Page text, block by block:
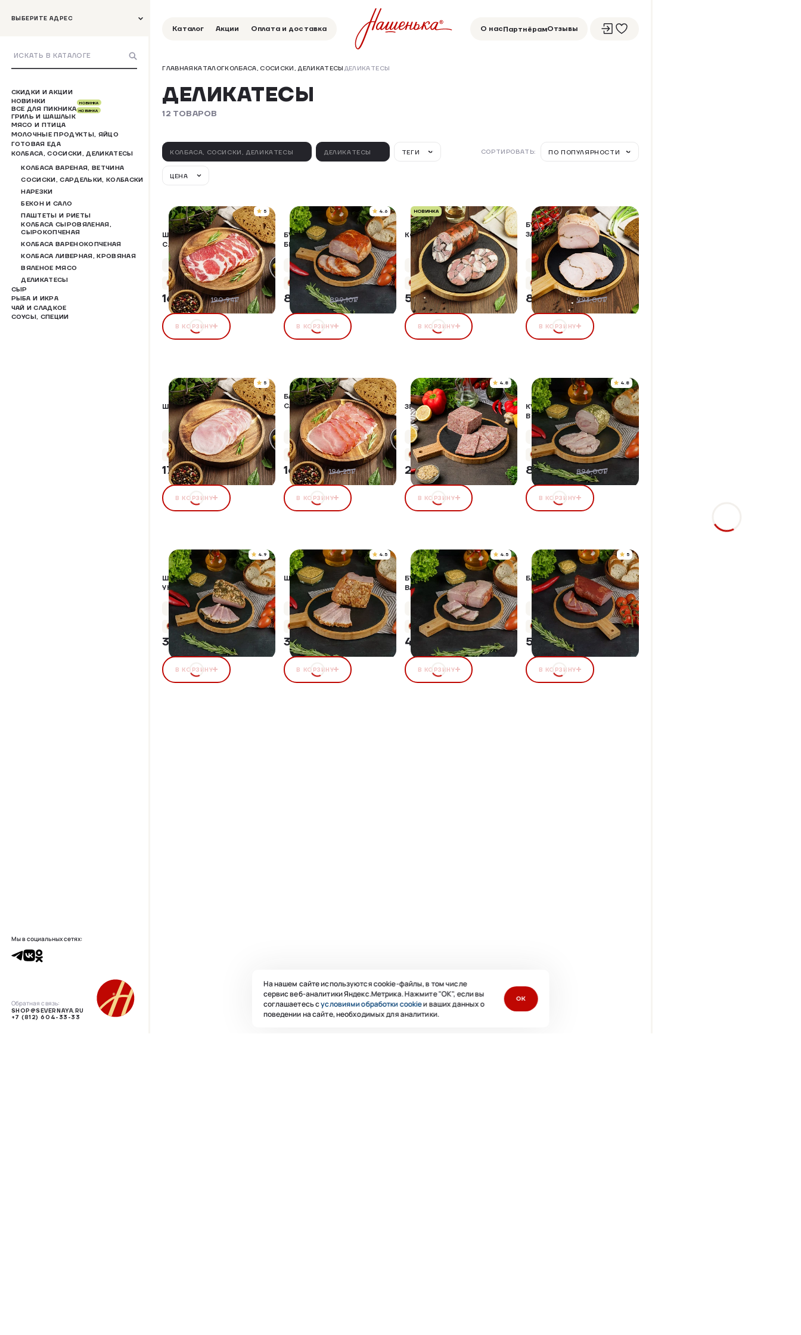
ВЫБЕРИТЕ АДРЕС
СКИДКИ И АКЦИИ
НОВИНКИ
ВСЕ ДЛЯ ПИКНИКА
НОВИНКА
ГРИЛЬ И ШАШЛЫК
НОВИНКА
МЯСО И ПТИЦА
МОЛОЧНЫЕ ПРОДУКТЫ, ЯЙЦО
ГОТОВАЯ ЕДА
КОЛБАСА, СОСИСКИ, ДЕЛИКАТЕСЫ
КОЛБАСА ВАРЕНАЯ, ВЕТЧИНА
СОСИСКИ, САРДЕЛЬКИ, КОЛБАСКИ
НАРЕЗКИ
БЕКОН И САЛО
ПАШТЕТЫ И РИЕТЫ
КОЛБАСА СЫРОВЯЛЕНАЯ,
СЫРОКОПЧЕНАЯ
КОЛБАСА ВАРЕНОКОПЧЕНАЯ
КОЛБАСА ЛИВЕРНАЯ, КРОВЯНАЯ
ВЯЛЕНОЕ МЯСО
ДЕЛИКАТЕСЫ
СЫР
РЫБА И ИКРА
ЧАЙ И СЛАДКОЕ
СОУСЫ, СПЕЦИИ
Мы в социальных сетях:
Обратная связь:
SHOP@SEVERNAYA.RU
+7 (812) 604-33-33
Каталог Акции Оплата и доставка О насПартнёрамОтзывы
ГЛАВНАЯКАТАЛОГКОЛБАСА, СОСИСКИ, ДЕЛИКАТЕСЫ ДЕЛИКАТЕСЫ
ДЕЛИКАТЕСЫ
12 ТОВАРОВ
КОЛБАСА, СОСИСКИ, ДЕЛИКАТЕСЫ ДЕЛИКАТЕСЫ ТЕГИ
ЦЕНА
СОРТИРОВАТЬ: ПО ПОПУЛЯРНОСТИ
5
ШЕЙКА "ЦАРСКИЙ АППЕТИТ"
С/К
Упаковка 100 г
+8 бонусов
162,30 ₽190,94₽ 15%
В КОРЗИНУ
4.6
БУЖЕНИНА ИЗ МЯСА ЦЫПЛЯТ
БРОЙЛЕРОВ
"ТРАДИЦИОННАЯ"
Упаковка 900 г
+41 бонус
827,17 ₽899,10₽
В КОРЗИНУ
НОВИНКА
КОЛБАСА МОЗАИКА В\К
Упаковка 400 г
+28 бонусов
560,00 ₽
В КОРЗИНУ
БУЖЕНИНА ИЗ ИНДЕЙКИ,
ЗАПЕЧЕННАЯ В ДУХОВКЕ
Упаковка 400 г
+44 бонуса
883,77 ₽993,00₽ 11%
В КОРЗИНУ
5
ШИНКА ПРЕМИУМ К/В
Упаковка 120 г
+8 бонусов
171,36 ₽
В КОРЗИНУ
БАЛЫК "ЦАРСКИЙ АППЕТИТ"
С/К
Упаковка 100 г
+8 бонусов
166,81 ₽196,25₽ 15%
В КОРЗИНУ
4.8
ЗЕЛЬЦ "ТОСКАНО" К/В
Упаковка 400 г
+14 бонусов
292,00 ₽
В КОРЗИНУ
4.8
КУРИНЫЙ РУЛЕТ ЗАПЕЧЁННЫЙ
В ЗОЛОТОЙ ФОЛЬГЕ
Упаковка 900 г
+41 бонус
833,28 ₽896,00₽
В КОРЗИНУ
4.9
ШИНКА В ЧЕСНОКЕ С
УКРОПОМ
Упаковка 400 г
+18 бонусов
360,00 ₽
В КОРЗИНУ
4.5
ШИНКА В ЧЕСНОКЕ
Упаковка 400 г
+18 бонусов
376,00 ₽
В КОРЗИНУ
4.5
БУЖЕНИНА "БОЯРСКАЯ"
ВАРЕНО-ЗАПЕЧЕНАЯ
Упаковка 400 г
+22 бонуса
444,00 ₽
В КОРЗИНУ
5
БАЛЫЧОК "ПРЕМИУМ"
Упаковка 400 г
+28 бонусов
563,04 ₽
В КОРЗИНУ
На нашем сайте используются cookie-файлы, в том числе
сервис веб-аналитики Яндекс.Метрика. Нажмите "ОК", если вы
соглашаетесь сусловиями обработки cookieи ваших данных о
поведении на сайте, необходимых для аналитики.
ОК